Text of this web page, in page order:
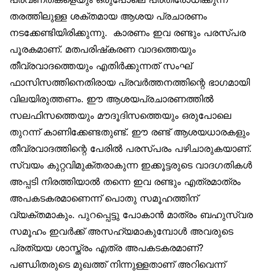
തരത്തിലുള്ള ശക്തമായ ആശയ പ്രചാരണം
നടക്കേണ്ടിയിരിക്കുന്നു. കാരണം ഇവ രണ്ടും പരസ്പര
പൂരകമാണ്. മതപരിഷ്‌കരണ വാദത്തെയും
തീവ്രവാദത്തെയും എതിര്‍ക്കുന്നത് സംഘ്
ഫാസിസത്തിനെതിരായ പ്രവര്‍ത്തനത്തിന്റെ ഭാഗമായി
വിലയിരുത്തണം. ഈ ആശയപ്രചാരണത്തില്‍
സലഫിസത്തെയും മൗദൂദിസത്തെയും ഒരുപോലെ
തുറന്ന് കാണിക്കേണ്ടതുണ്ട്. ഈ രണ്ട് ആശയധാരകളും
തീവ്രവാദത്തിന്റെ പേരില്‍ പരസ്പരം പഴിചാരുകയാണ്.
സ്വയം കുറ്റവിമുക്തരാകുന്ന ഇക്കൂട്ടരുടെ വാദഗതികള്‍
അപ്പടി നിരത്തിയാല്‍ തന്നെ ഇവ രണ്ടും എത്രമാത്രം
അപകടകരമാണെന്ന് പൊതു സമൂഹത്തിന്
വ്യക്തമാകും. പുറപ്പെട്ടു പോകാന്‍ മാത്രം ബഹുസ്വര
സമൂഹം ഇവര്‍ക്ക് അസഹ്യമാകുമ്പോള്‍ അവരുടെ
പ്രത്യയ ശാസ്ത്രം എത്ര അപകടകരമാണ്?
പണ്ഡിതരുടെ മുഖത്ത് നിന്നുള്ളതാണ് അറിവെന്ന്